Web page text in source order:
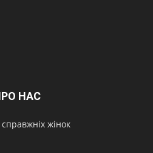
НАС
жінок